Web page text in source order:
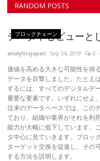
RANDOM POSTS
ブロックチェーン
データ中心ビューと
analyticsjapan Sep 24, 2019 0
価値を高める大きな可能性を得
データを目撃し​​ました。たとえ
するには、すべてのデジタルデ
重要な要素です。いずれにせよ
従来のデータベースでは、この
ており、組織や業界がそれを利
能力が大幅に低下しています。
タ中心に見ていきます。ブロッ
ターゲット交換を促進し、その
する方法を説明します。